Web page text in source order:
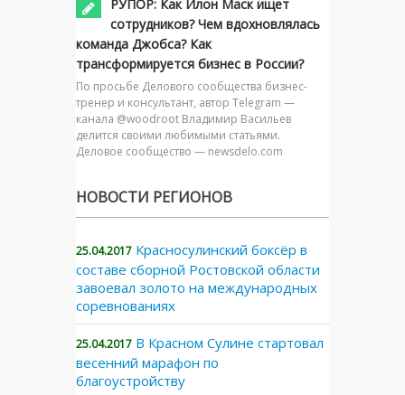
РУПОР: Как Илон Маск ищет
сотрудников? Чем вдохновлялась
команда Джобса? Как
трансформируется бизнес в России?
По просьбе Делового сообщества бизнес-
тренер и консультант, автор Telegram —
канала @woodroot Владимир Васильев
делится своими любимыми статьями.
Деловое сообщество — newsdelo.com
НОВОСТИ РЕГИОНОВ
25.04.2017 Красносулинский боксёр в
составе сборной Ростовской области
завоевал золото на международных
соревнованиях
25.04.2017 В Красном Сулине стартовал
весенний марафон по
благоустройству